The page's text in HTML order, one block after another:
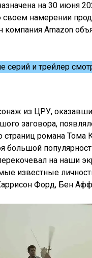
на 30 июня
своем намерении
компания Amazon
серий и трейлер
из ЦРУ,
заговора,
страниц романа Тома
большой
на наши
известные
Форд, Бен